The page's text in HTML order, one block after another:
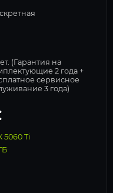
(Гарантия на
2 года +
сервисное
3 года)
5060 Ti